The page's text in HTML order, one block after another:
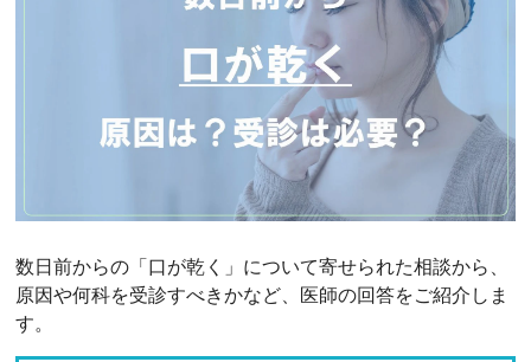
数日前からの「口が乾く」について寄せられた相談から、
原因や何科を受診すべきかなど、医師の回答をご紹介しま
す。